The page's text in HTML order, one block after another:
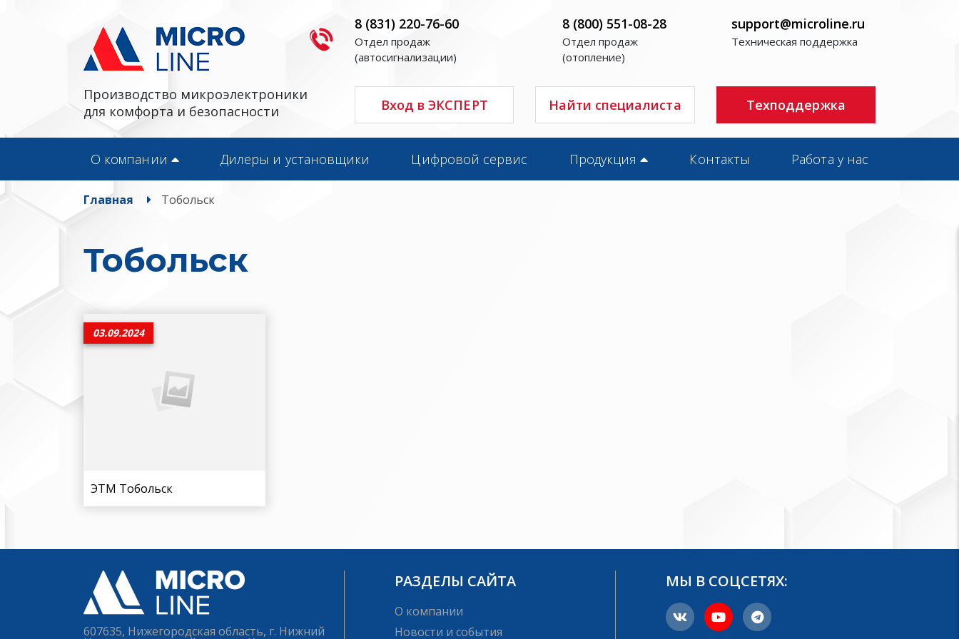
Производство микроэлектроники
для комфорта и безопасности
8 (831) 220-76-60
Отдел продаж
(автосигнализации)
8 (800) 551-08-28
Отдел продаж
(отопление)
support@microline.ru
Техническая поддержка
Вход в ЭКСПЕРТ Найти специалиста Техподдержка
О компании Дилеры и установщики Цифровой сервис Продукция Контакты Работа у нас
Главная Тобольск
Тобольск
03.09.2024
ЭТМ Тобольск
607635, Нижегородская область, г. Нижний
РАЗДЕЛЫ САЙТА
О компании
Новости и события
МЫ В СОЦСЕТЯХ: